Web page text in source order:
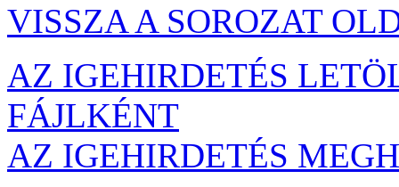
VISSZA A SOROZAT
AZ IGEHIRDETÉS
FÁJLKÉNT
AZ IGEHIRDETÉS